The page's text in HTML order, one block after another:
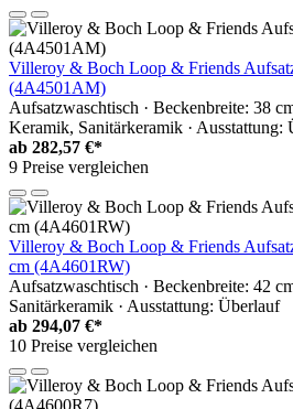
Villeroy & Boch Loop & Friends
(4A4501AM)
Aufsatzwaschtisch · Beckenbreite: 38
Keramik, Sanitärkeramik · Ausstattung:
ab 282,57 €*
9 Preise vergleichen
Villeroy & Boch Loop & Friends
cm (4A4601RW)
Aufsatzwaschtisch · Beckenbreite: 42
Sanitärkeramik · Ausstattung: Überlauf
ab 294,07 €*
10 Preise vergleichen